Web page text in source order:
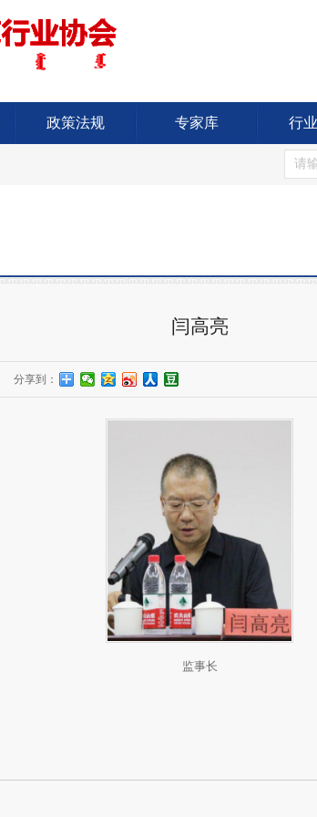
政策法规 专家库 行
闫高亮
分享到：
监事长